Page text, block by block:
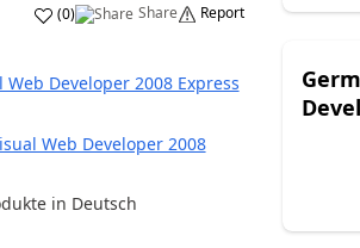
(0) Share Report
Developer 2008 Express
Web Developer 2008
in Deutsch